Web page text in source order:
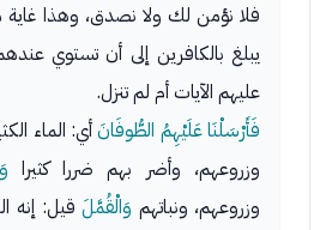
فلا نؤمن لك ولا نصدق، وهذا غاية
يبلغ بالكافرين إلى أن تستوي
عليهم الآيات أم لم تنزل.
فَأَرْسَلْنَا عَلَيْهِمُ الطُّوفَانَأي: الماء
وزروعهم، وأضر بهم ضررا كثيرا
وزروعهم، ونباتهم وَالْقُمَّلَقيل: إنه